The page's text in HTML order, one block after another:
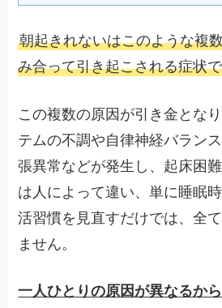
朝起きれないはこのような複
み合って引き起こされる症状
この複数の原因が引き金とな
テムの不調や自律神経バラン
張異常などが発生し、起床困
は人によって違い、単に睡眠
活習慣を見直すだけでは、全
ません。
一人ひとりの原因が異なるか